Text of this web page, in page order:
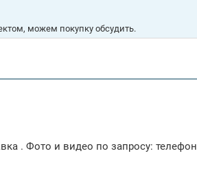
можем покупку обсудить.
. Фото и видео по запросу: телефон